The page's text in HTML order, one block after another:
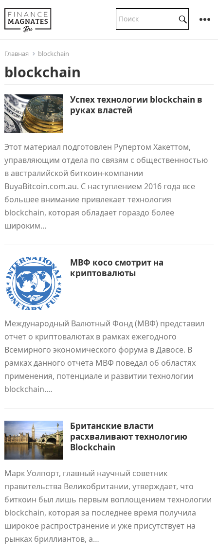
Главная blockchain
blockchain
Успех технологии blockchain в
руках властей
Этот материал подготовлен Рупертом Хакеттом,
управляющим отдела по связям с общественностью
в австралийской биткоин-компании
BuyaBitcoin.com.au. С наступлением 2016 года все
большее внимание привлекает технология
blockchain, которая обладает гораздо более
широким…
МВФ косо смотрит на
криптовалюты
Международный Валютный Фонд (МВФ) представил
отчет о криптовалютах в рамках ежегодного
Всемирного экономического форума в Давосе. В
рамках данного отчета МВФ поведал об областях
применения, потенциале и развитии технологии
blockchain.…
Британские власти
расхваливают технологию
Blockchain
Марк Уолпорт, главный научный советник
правительства Великобритании, утверждает, что
биткоин был лишь первым воплощением технологии
blockchain, которая за последнее время получила
широкое распространение и уже присутствует на
рынках бриллиантов, а…